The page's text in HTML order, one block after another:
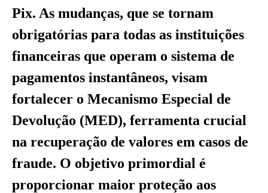
Pix. As mudanças, que se tornam
obrigatórias para todas as instituições
financeiras que operam o sistema de
pagamentos instantâneos, visam
fortalecer o Mecanismo Especial de
Devolução (MED), ferramenta crucial
na recuperação de valores em casos de
fraude. O objetivo primordial é
proporcionar maior proteção aos